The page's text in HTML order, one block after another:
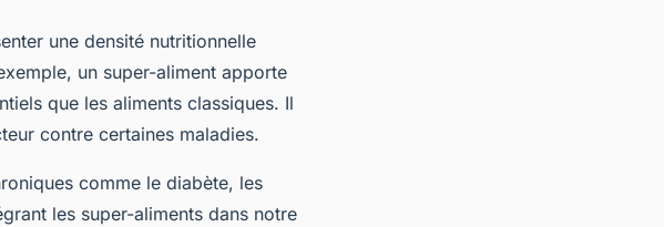
une densité nutritionnelle
un super-aliment apporte
que les aliments classiques. Il
contre certaines maladies.
comme le diabète, les
les super-aliments dans notre